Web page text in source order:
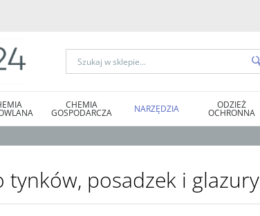
CHEMIA
GOSPODARCZA NARZĘDZIA ODZIEŻ
OCHRONNA
tynków, posadzek i glazury